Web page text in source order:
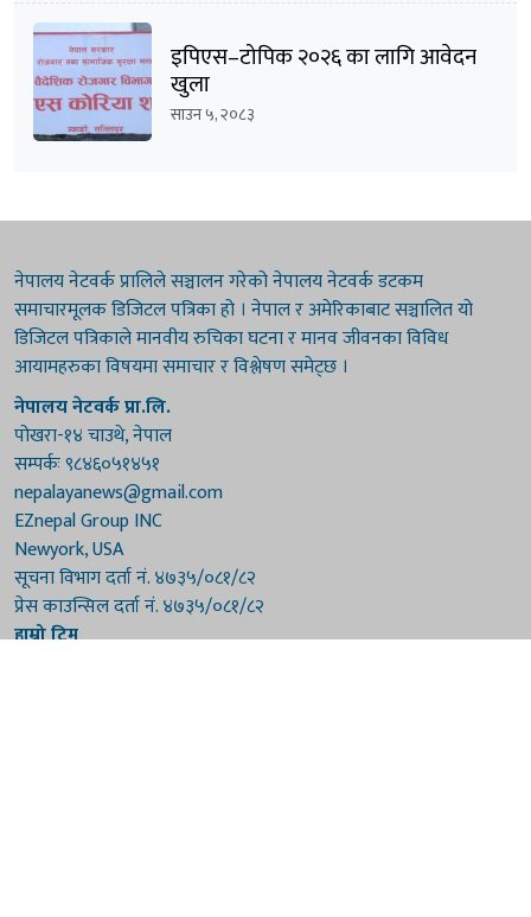
इपिएस–टोपिक २०२६ का लागि आवेदन
खुला
साउन ५, २०८३
नेपालय नेटवर्क प्रालिले सञ्चालन गरेको नेपालय नेटवर्क डटकम
समाचारमूलक डिजिटल पत्रिका हो । नेपाल र अमेरिकाबाट सञ्चालित यो
डिजिटल पत्रिकाले मानवीय रुचिका घटना र मानव जीवनका विविध
आयामहरुका विषयमा समाचार र विश्लेषण समेट्छ ।
नेपालय नेटवर्क प्रा.लि.
पोखरा-१४ चाउथे, नेपाल
सम्पर्कः ९८४६०५१४५१
nepalayanews@gmail.com
EZnepal Group INC
Newyork, USA
सूचना विभाग दर्ता नं. ४७३५/०८१/८२
प्रेस काउन्सिल दर्ता नं. ४७३५/०८१/८२
हाम्रो टिम